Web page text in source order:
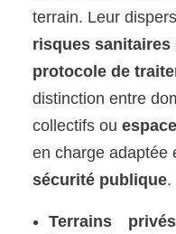
terrain. Leur
risques sanitaires
protocole de
distinction entre
collectifs ou
en charge adaptée
sécurité publique.
Terrains